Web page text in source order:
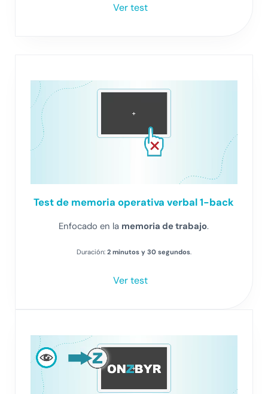
Ver test
Testde memoria operativa verbal 1-back
Enfocado en la memoria de trabajo.
Duración: 2 minutos y 30 segundos.
Ver test